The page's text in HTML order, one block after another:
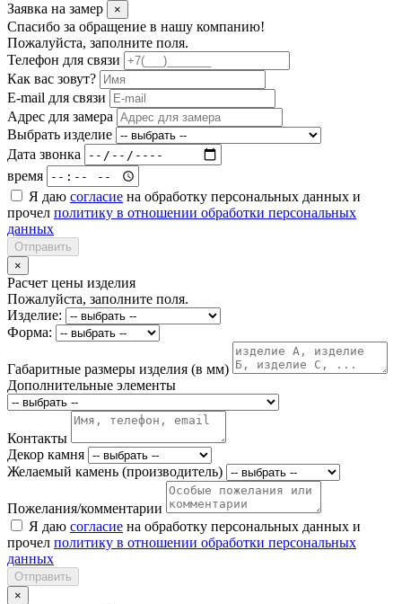
Заявка на замер ×
Спасибо за обращение в нашу компанию!
Пожалуйста, заполните поля.
Телефон для связи
Как вас зовут?
E-mail для связи
Адрес для замера
Выбрать изделие
Дата звонка
время
Я даю согласие на обработку персональных данных и
прочел политику в отношении обработки персональных
данных
Отправить
×
Расчет цены изделия
Пожалуйста, заполните поля.
Изделие:
Форма:
Габаритные размеры изделия (в мм)
Дополнительные элементы
Контакты
Декор камня
Желаемый камень (производитель)
Пожелания/комментарии
Я даю согласие на обработку персональных данных и
прочел политику в отношении обработки персональных
данных
Отправить
×